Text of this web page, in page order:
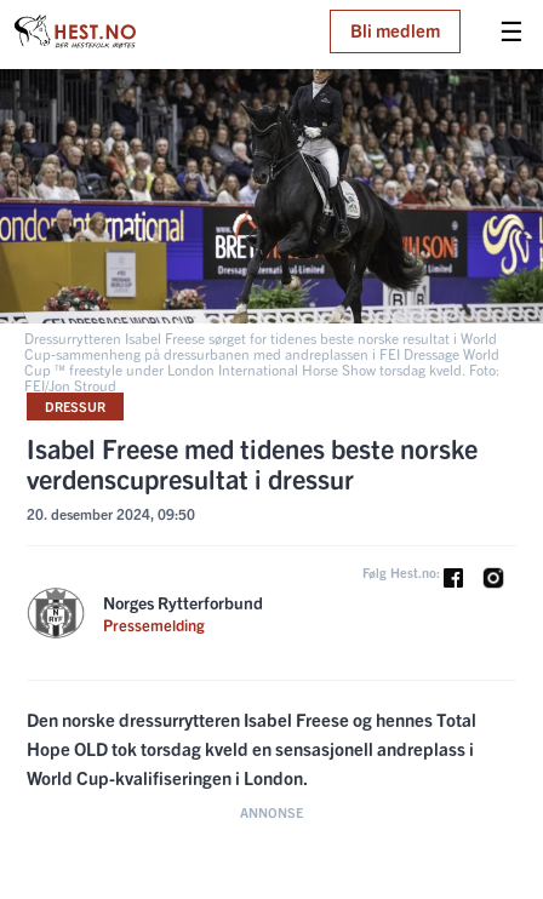
☰
Bli medlem
Dressurrytteren Isabel Freese sørget for tidenes beste norske resultat i World
Cup-sammenheng på dressurbanen med andreplassen i FEI Dressage World
Cup ™ freestyle under London International Horse Show torsdag kveld. Foto:
FEI/Jon Stroud
DRESSUR
Isabel Freese med tidenes beste norske
verdenscupresultat i dressur
20. desember 2024, 09:50
Norges Rytterforbund
Pressemelding
Følg Hest.no:
Den norske dressurrytteren Isabel Freese og hennes Total
Hope OLD tok torsdag kveld en sensasjonell andreplass i
World Cup-kvalifiseringen i London.